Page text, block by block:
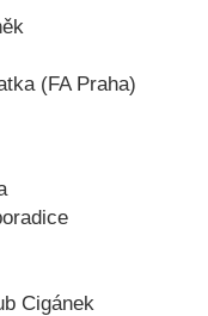
(FA Praha)
Cigánek